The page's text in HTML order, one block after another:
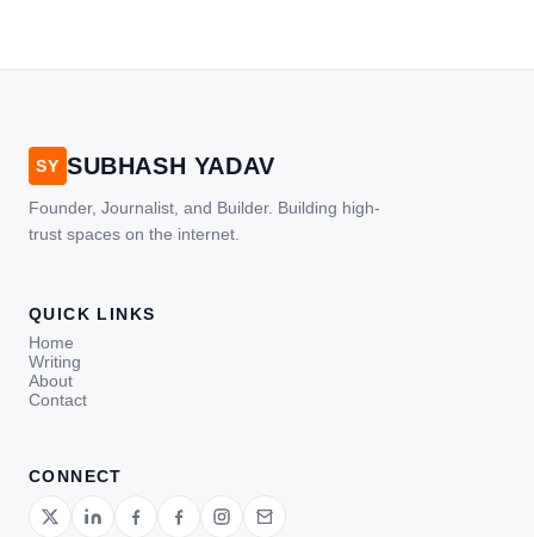
SY SUBHASH YADAV
Founder, Journalist, and Builder. Building high-
trust spaces on the internet.
QUICK LINKS
Home
Writing
About
Contact
CONNECT